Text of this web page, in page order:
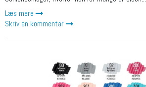
Læs mere
Skriv en kommentar